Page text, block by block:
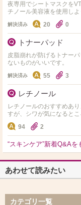
夜専用でシートマスクを
チノール美容液を使用し
問題なさそうでしょうか？
解決済み 20 0
トナーパッド
皮脂崩れが防げるトナー
ないものがいいです。
解決済み 55 3
レチノール
レチノールのおすすめあ
すが、シワが気になると
ば知りたいです！ レチノ
94 2
“スキンケア”新着Q&Aを
あわせて読みたい
カテゴリ一覧